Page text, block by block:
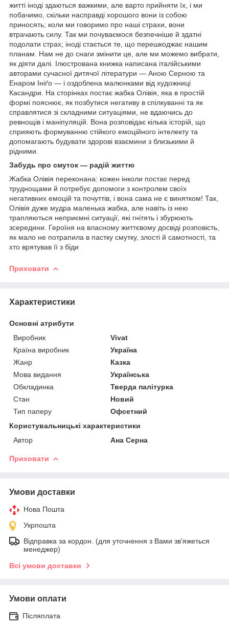
житті іноді здаються важкими, але варто прийняти їх, і ми
побачимо, скільки насправді хорошого вони із собою
приносять; коли ми говоримо про наші страхи, вони
втрачають силу. Так ми почуваємося безпечніше й здатні
подолати страх; іноді стається те, що перешкоджає нашим
планам. Нам не до снаги змінити це, але ми можемо вибрати,
як діяти далі. Ілюстрована книжка написана італійськими
авторами сучасної дитячої літератури — Аною Серною та
Енаром Ініґо — і оздоблена малюнками від художниці
Касандри. На сторінках постає жабка Олівія, яка в простій
формі пояснює, як позбутися негативу в спілкуванні та як
справлятися зі складними ситуаціями, не вдаючись до
ревнощів і маніпуляцій. Вона розповідає кілька історій, що
сприяють формуванню стійкого емоційного інтелекту та
допомагають будувати здорові взаємини з близькими й
рідними.
Забудь про смуток — радій життю
Жабка Олівія переконана: кожен інколи постає перед
труднощами й потребує допомоги з контролем своїх
негативних емоцій та почуттів, і вона сама не є винятком! Так,
Олівія дуже мудра маленька жабка, але навіть із нею
трапляються неприємні ситуації, які гнітять і збурюють
зсередини. Героїня на власному життєвому досвіді розповість,
як мало не потрапила в пастку смутку, злості й самотності, та
хто врятував її з біди
Приховати
Характеристики
Основні атрибути
Виробник
Vivat
Країна виробник
Україна
Жанр
Казка
Мова видання
Українська
Обкладинка
Тверда палітурка
Стан
Новий
Тип паперу
Офсетний
Користувальницькі характеристики
Автор
Ана Серна
Приховати
Умови доставки
Нова Пошта
Укрпошта
Відправка за кордон. (для уточнення з Вами зв'яжеться
менеджер)
Всі умови доставки
Умови оплати
Післяплата